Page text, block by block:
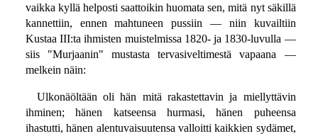
vaikka kyllä helposti saattoikin huomata sen, mitä nyt säkillä
kannettiin, ennen mahtuneen pussiin — niin kuvailtiin
Kustaa III:ta ihmisten muistelmissa 1820- ja 1830-luvulla —
siis "Murjaanin" mustasta tervasiveltimestä vapaana —
melkein näin:
Ulkonäöltään oli hän mitä rakastettavin ja miellyttävin
ihminen; hänen katseensa hurmasi, hänen puheensa
ihastutti, hänen alentuvaisuutensa valloitti kaikkien sydämet,